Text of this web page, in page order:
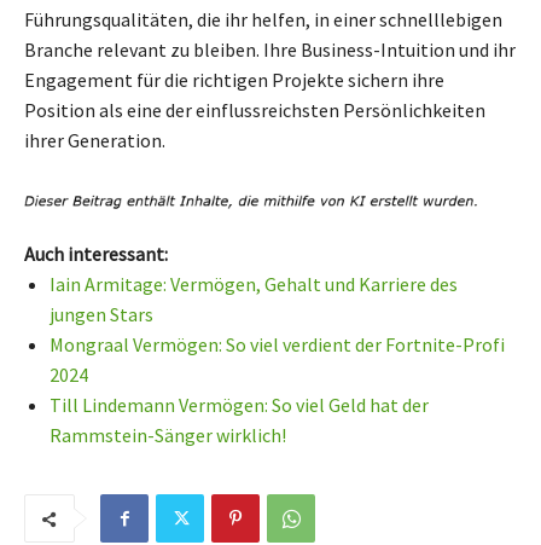
Führungsqualitäten, die ihr helfen, in einer schnelllebigen
Branche relevant zu bleiben. Ihre Business-Intuition und ihr
Engagement für die richtigen Projekte sichern ihre
Position als eine der einflussreichsten Persönlichkeiten
ihrer Generation.
Auch interessant:
Iain Armitage: Vermögen, Gehalt und Karriere des
jungen Stars
Mongraal Vermögen: So viel verdient der Fortnite-Profi
2024
Till Lindemann Vermögen: So viel Geld hat der
Rammstein-Sänger wirklich!